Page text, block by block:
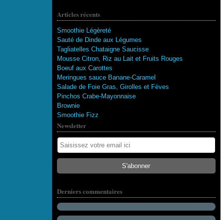
Articles récents
Smoothie Légèreté
Sauté de Dinde aux Légumes
Tagliatelles Chataigne Saucisse
Mousse Citron, Riz au Lait et Fruits Rouges
Boeuf aux Carottes
Meringues sauce Banane-Caramel
Salade de Foie Gras, Girolles et Fèves
Pinchos Crabe-Mayonnaise
Brownie
Smoothie Fizz
Newsletter
Derniers commentaires